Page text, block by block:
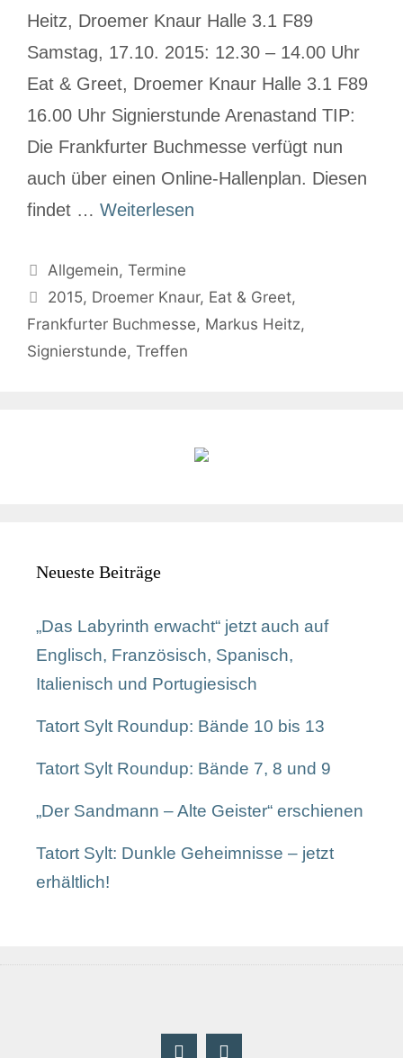
Heitz​, Droemer Knaur Halle 3.1 F89
Samstag, 17.10. 2015: 12.30 – 14.00 Uhr
Eat & Greet, Droemer Knaur Halle 3.1 F89
16.00 Uhr Signierstunde Arenastand TIP:
Die Frankfurter Buchmesse verfügt nun
auch über einen Online-Hallenplan. Diesen
findet … Weiterlesen
Allgemein,Termine
2015, Droemer Knaur, Eat & Greet,
Frankfurter Buchmesse, Markus Heitz,
Signierstunde, Treffen
Neueste Beiträge
„Das Labyrinth erwacht“ jetzt auch auf
Englisch, Französisch, Spanisch,
Italienisch und Portugiesisch
Tatort Sylt Roundup: Bände 10 bis 13
Tatort Sylt Roundup: Bände 7, 8 und 9
„Der Sandmann – Alte Geister“ erschienen
Tatort Sylt: Dunkle Geheimnisse – jetzt
erhältlich!